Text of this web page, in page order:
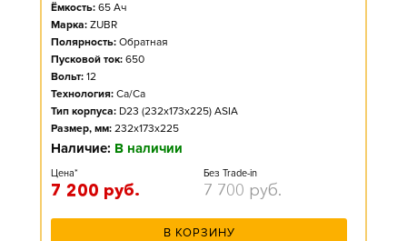
Ёмкость: 65 Ач
Марка: ZUBR
Полярность: Обратная
Пусковой ток: 650
Вольт: 12
Технология: Ca/Ca
Тип корпуса: D23 (232x173x225) ASIA
Размер, мм: 232x173x225
Наличие: В наличии
Цена*
7 200 руб.
Без Trade-in
7 700 руб.
В КОРЗИНУ